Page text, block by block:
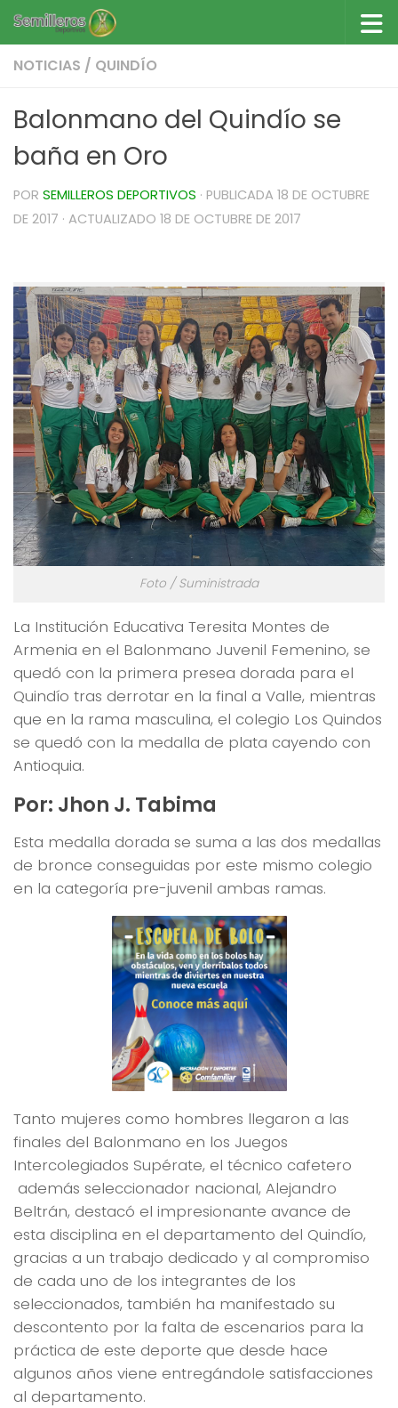
Saltar al contenido
NOTICIAS / QUINDÍO
Balonmano del Quindío se
baña en Oro
POR SEMILLEROS DEPORTIVOS · PUBLICADA 18 DE OCTUBRE
DE 2017 · ACTUALIZADO 18 DE OCTUBRE DE 2017
Foto / Suministrada
La Institución Educativa Teresita Montes de
Armenia en el Balonmano Juvenil Femenino, se
quedó con la primera presea dorada para el
Quindío tras derrotar en la final a Valle, mientras
que en la rama masculina, el colegio Los Quindos
se quedó con la medalla de plata cayendo con
Antioquia.
Por: Jhon J. Tabima
Esta medalla dorada se suma a las dos medallas
de bronce conseguidas por este mismo colegio
en la categoría pre-juvenil ambas ramas.
Tanto mujeres como hombres llegaron a las
finales del Balonmano en los Juegos
Intercolegiados Supérate, el técnico cafetero
además seleccionador nacional, Alejandro
Beltrán, destacó el impresionante avance de
esta disciplina en el departamento del Quindío,
gracias a un trabajo dedicado y al compromiso
de cada uno de los integrantes de los
seleccionados, también ha manifestado su
descontento por la falta de escenarios para la
práctica de este deporte que desde hace
algunos años viene entregándole satisfacciones
al departamento.